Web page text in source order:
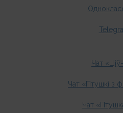
Чат
Чат «Птушкі з
Чат